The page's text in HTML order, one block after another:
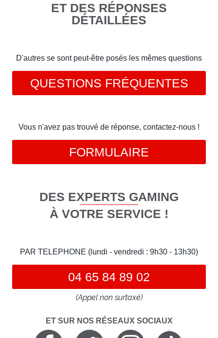
ET DES RÉPONSES
DÉTAILLÉES
D'autres se sont peut-être posés les mêmes questions
QUESTIONS FRÉQUENTES
Vous n'avez pas trouvé de réponse, contactez-nous !
FORMULAIRE
DES EXPERTS GAMING
À VOTRE SERVICE !
PAR TELEPHONE (lundi - vendredi : 9h30 - 13h30)
04 65 84 89 02
(Appel non surtaxé)
ET SUR NOS RÉSEAUX SOCIAUX